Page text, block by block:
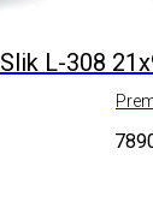
Slik L-308